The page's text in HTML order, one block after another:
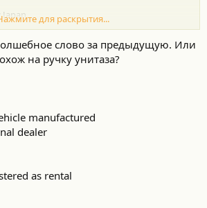
/ Limited / Sport
для раскрытия...
слово за предыдущую. Или
на ручку унитаза?
manufactured
dealer
as rental